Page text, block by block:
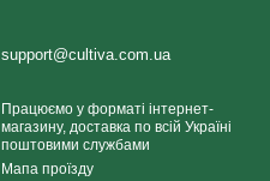
support@cultiva.com.ua
Працюємо у форматі інтернет-
магазину, доставка по всій Україні
поштовими службами
Мапа проїзду